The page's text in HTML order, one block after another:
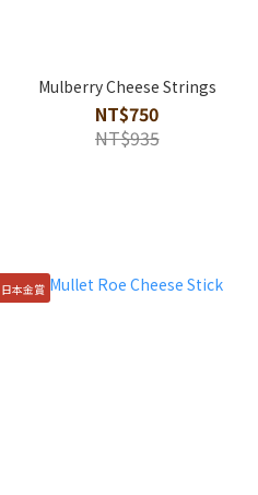
Mulberry Cheese Strings
NT$750
NT$935
日本金賞